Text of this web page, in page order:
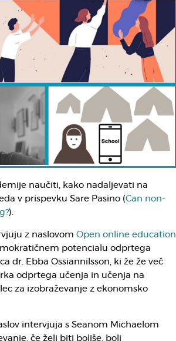
naučiti, kako nadaljevati na
v prispevku Sare Pasino (Can non-
).
z naslovom Open online education
potencialu odprtega
dr. Ebba Ossiannilsson, ki že že več
odprtega učenja in učenja na
za izobraževanje z ekonomsko
intervjuja s Seanom Michaelom
če želi biti boljše, bolj